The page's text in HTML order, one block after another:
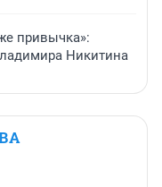
привычка»:
Никитина